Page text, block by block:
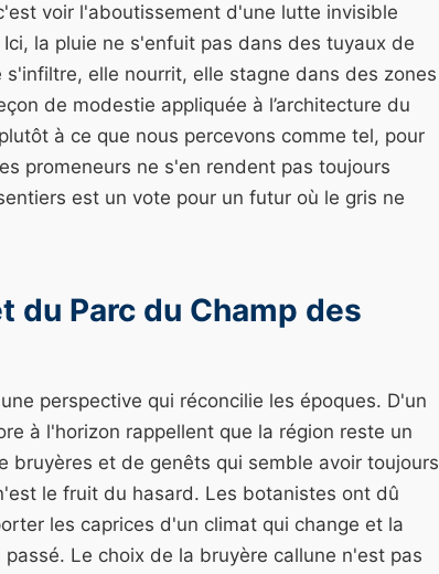
voir l'aboutissement d'une lutte invisible
la pluie ne s'enfuit pas dans des tuyaux de
elle nourrit, elle stagne dans des zones
de modestie appliquée à l’architecture du
à ce que nous percevons comme tel, pour
promeneurs ne s'en rendent pas toujours
est un vote pour un futur où le gris ne
du Parc du Champ des
perspective qui réconcilie les époques. D'un
à l'horizon rappellent que la région reste un
et de genêts qui semble avoir toujours
le fruit du hasard. Les botanistes ont dû
les caprices d'un climat qui change et la
Le choix de la bruyère callune n'est pas